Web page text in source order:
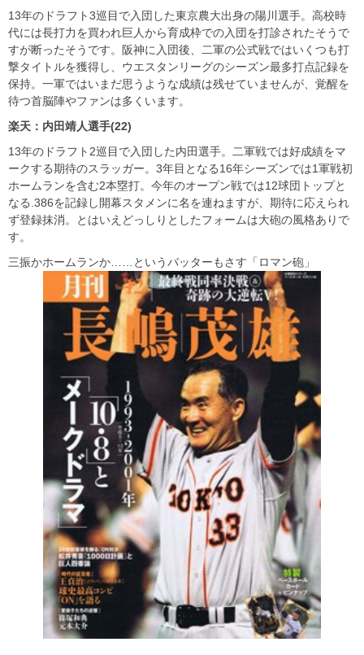
13年のドラフト3巡目で入団した東京農大出身の陽川選手。高校時
代には長打力を買われ巨人から育成枠での入団を打診されたそうで
すが断ったそうです。阪神に入団後、二軍の公式戦ではいくつも打
撃タイトルを獲得し、ウエスタンリーグのシーズン最多打点記録を
保持。一軍ではいまだ思うような成績は残せていませんが、覚醒を
待つ首脳陣やファンは多くいます。
楽天：内田靖人選手(22)
13年のドラフト2巡目で入団した内田選手。二軍戦では好成績をマ
ークする期待のスラッガー。3年目となる16年シーズンでは1軍戦初
ホームランを含む2本塁打。今年のオープン戦では12球団トップと
なる.386を記録し開幕スタメンに名を連ねますが、期待に応えられ
ず登録抹消。とはいえどっしりとしたフォームは大砲の風格ありで
す。
三振かホームランか……というバッターもさす「ロマン砲」